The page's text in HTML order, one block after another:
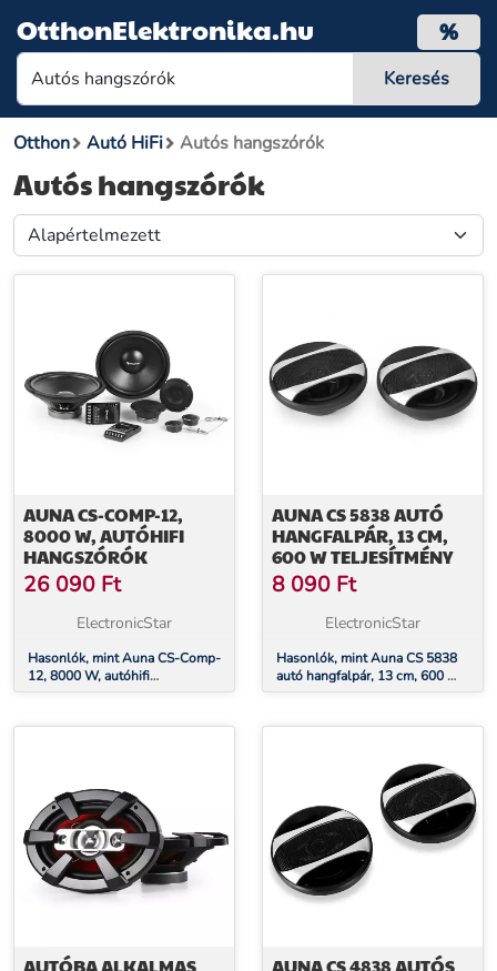
OtthonElektronika.hu %
Otthon Autó HiFi Autós hangszórók
Autós hangszórók
AUNA CS-COMP-12,
8000 W, AUTÓHIFI
HANGSZÓRÓK
26 090 Ft
ElectronicStar
Hasonlók, mint Auna CS-Comp-
12, 8000 W, autóhifi
hangszórók
AUNA CS 5838 AUTÓ
HANGFALPÁR, 13 CM,
600 W TELJESÍTMÉNY
8 090 Ft
ElectronicStar
Hasonlók, mint Auna CS 5838
autó hangfalpár, 13 cm, 600 W
teljesítmény